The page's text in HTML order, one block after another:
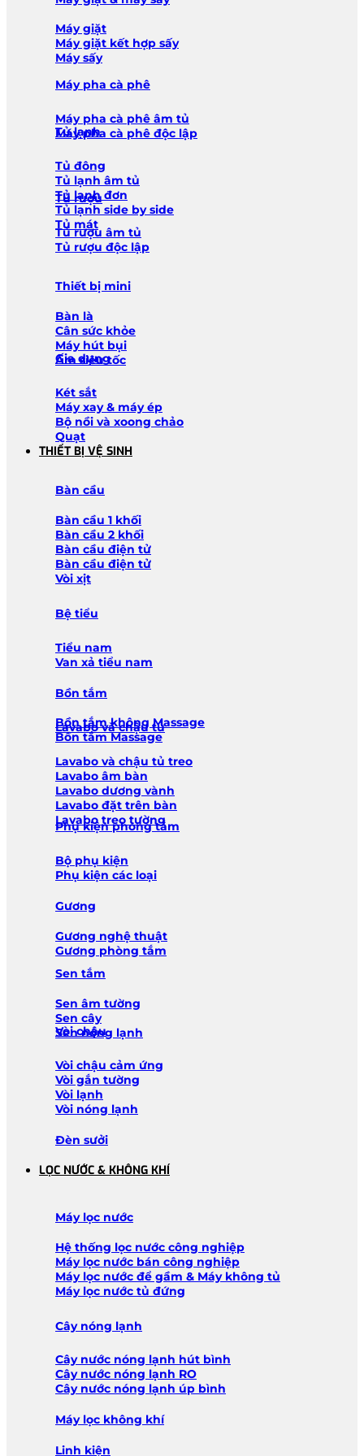
Máy giặt
Máy giặt kết hợp sấy
Máy sấy
Máy pha cà phê
Máy pha cà phê âm tủ
Máy pha cà phê độc lập
Tủ lạnh
Tủ đông
Tủ lạnh âm tủ
Tủ lạnh đơn
Tủ lạnh side by side
Tủ mát
Tủ rượu
Tủ rượu âm tủ
Tủ rượu độc lập
Thiết bị mini
Bàn là
Cân sức khỏe
Máy hút bụi
Ấm siêu tốc
Gia dụng
Két sắt
Máy xay & máy ép
Bộ nồi và xoong chảo
Quạt
THIẾT BỊ VỆ SINH
Bàn cầu
Bàn cầu 1 khối
Bàn cầu 2 khối
Bàn cầu điện tử
Bàn cầu điện tử
Vòi xịt
Bệ tiểu
Tiểu nam
Van xả tiểu nam
Bồn tắm
Bồn tắm không Massage
Bồn tắm Massage
Lavabo và chậu tủ
Lavabo và chậu tủ treo
Lavabo âm bàn
Lavabo dương vành
Lavabo đặt trên bàn
Lavabo treo tường
Phụ kiện phòng tắm
Bộ phụ kiện
Phụ kiện các loại
Gương
Gương nghệ thuật
Gương phòng tắm
Sen tắm
Sen âm tường
Sen cây
Sen nóng lạnh
Vòi chậu
Vòi chậu cảm ứng
Vòi gắn tường
Vòi lạnh
Vòi nóng lạnh
Đèn sưởi
LỌC NƯỚC & KHÔNG KHÍ
Máy lọc nước
Hệ thống lọc nước công nghiệp
Máy lọc nước bán công nghiệp
Máy lọc nước để gầm & Máy không tủ
Máy lọc nước tủ đứng
Cây nóng lạnh
Cây nước nóng lạnh hút bình
Cây nước nóng lạnh RO
Cây nước nóng lạnh úp bình
Máy lọc không khí
Linh kiện